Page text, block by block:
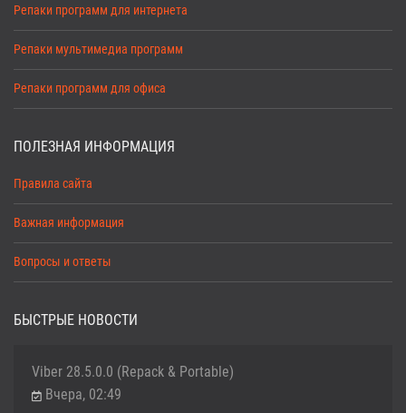
Репаки программ для интернета
Репаки мультимедиа программ
Репаки программ для офиса
ПОЛЕЗНАЯ ИНФОРМАЦИЯ
Правила сайта
Важная информация
Вопросы и ответы
БЫСТРЫЕ НОВОСТИ
Viber 28.5.0.0 (Repack & Portable)
Вчера, 02:49